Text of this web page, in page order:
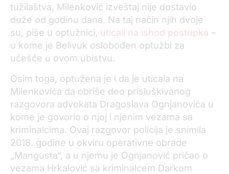
tužilaštva, Milenković izveštaj nije dostavio
duže od godinu dana. Na taj način njih dvoje
su, piše u optužnici, uticali na ishod postupka –
u kome je Belivuk oslobođen optužbi za
učešće u ovom ubistvu.
Osim toga, optužena je i da je uticala na
Milenkovića da obriše deo prisluškivanog
razgovora advokata Dragoslava Ognjanovića u
kome je govorio o njoj i njenim vezama sa
kriminalcima. Ovaj razgovor policija je snimila
2018. godine u okviru operativne obrade
„Mangusta“, a u njemu je Ognjanović pričao o
vezama Hrkalović sa kriminalcem Darkom